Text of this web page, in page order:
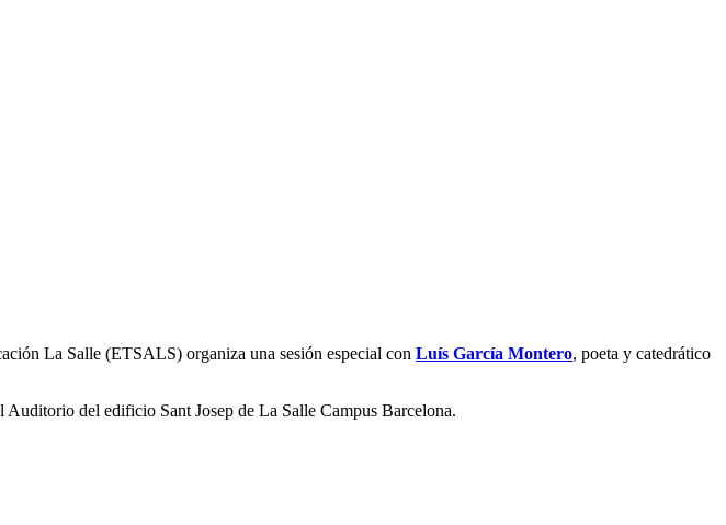
La Salle (ETSALS) organiza una sesión especial con Luís García Montero, poeta y catedrático
del edificio Sant Josep de La Salle Campus Barcelona.